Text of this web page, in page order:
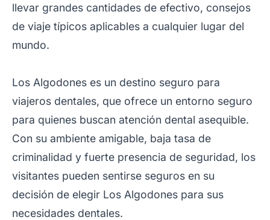
llevar grandes cantidades de efectivo, consejos
de viaje típicos aplicables a cualquier lugar del
mundo.
Los Algodones es un destino seguro para
viajeros dentales, que ofrece un entorno seguro
para quienes buscan atención dental asequible.
Con su ambiente amigable, baja tasa de
criminalidad y fuerte presencia de seguridad, los
visitantes pueden sentirse seguros en su
decisión de elegir Los Algodones para sus
necesidades dentales.